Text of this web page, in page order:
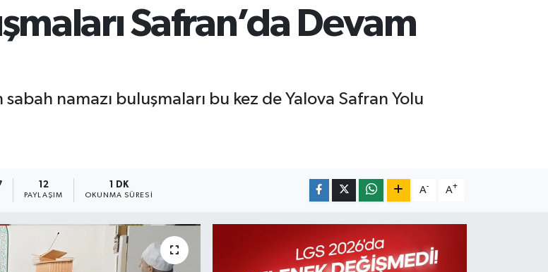
Safran’da Devam
namazı buluşmaları bu kez de Yalova Safran Yolu
12
PAYLAŞIM
1 DK
OKUNMA SÜRESI
A- A+